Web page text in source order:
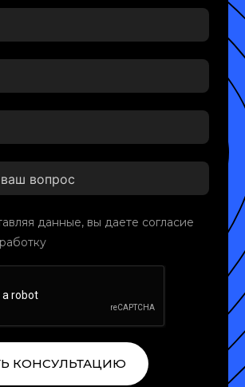
данные, вы даете согласие
КОНСУЛЬТАЦИЮ